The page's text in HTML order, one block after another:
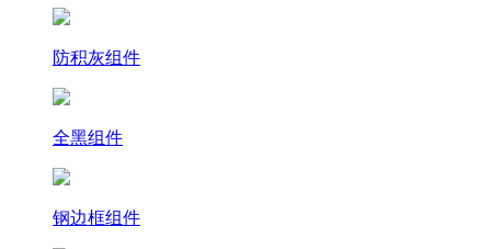
防积灰组件
全黑组件
钢边框组件